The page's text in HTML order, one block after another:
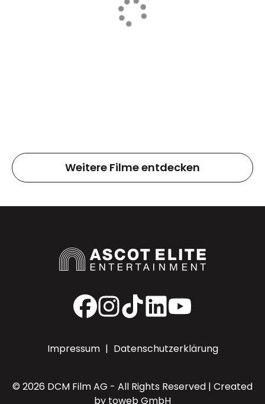
Weitere Filme entdecken
Facebook
Instagram
TikTokLinkedInYouTube
Impressum | Datenschutzerklärung
© 2026 DCM Film AG - All Rights Reserved | Created
by toweb GmbH